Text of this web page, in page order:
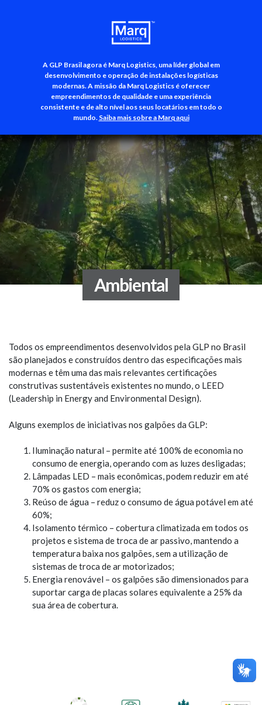
A GLP Brasil agora é Marq Logistics, uma líder global em
desenvolvimento e operação de instalações logísticas
modernas. A missão da Marq Logistics é oferecer
empreendimentos de qualidade e uma experiência
consistente e de alto nível aos seus locatários em todo o
mundo. Saiba mais sobre a Marq aqui
+55 (11) 3500-3700
Ambiental
Todos os empreendimentos desenvolvidos pela GLP no Brasil
são planejados e construídos dentro das especificações mais
modernas e têm uma das mais relevantes certificações
construtivas sustentáveis existentes no mundo, o LEED
(Leadership in Energy and Environmental Design).
Alguns exemplos de iniciativas nos galpões da GLP:
Iluminação natural – permite até 100% de economia no
consumo de energia, operando com as luzes desligadas;
Lâmpadas LED – mais econômicas, podem reduzir em até
70% os gastos com energia;
Reúso de água – reduz o consumo de água potável em até
60%;
Isolamento térmico – cobertura climatizada em todos os
projetos e sistema de troca de ar passivo, mantendo a
temperatura baixa nos galpões, sem a utilização de
sistemas de troca de ar motorizados;
Energia renovável – os galpões são dimensionados para
suportar carga de placas solares equivalente a 25% da
sua área de cobertura.